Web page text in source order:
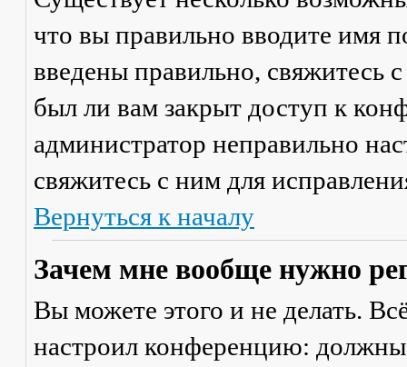
что вы правильно вводите имя
введены правильно, свяжитесь
был ли вам закрыт доступ к
администратор неправильно
свяжитесь с ним для
Вернуться к началу
Зачем мне вообще нужно
Вы можете этого и не делать.
настроил конференцию: должны